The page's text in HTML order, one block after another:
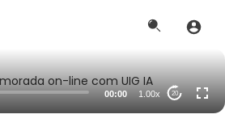
on-line com UIG IA
00:00 1.00x 20